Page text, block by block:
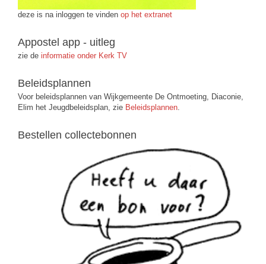
deze is na inloggen te vinden op het extranet
Appostel app - uitleg
zie de informatie onder Kerk TV
Beleidsplannen
Voor beleidsplannen van Wijkgemeente De Ontmoeting, Diaconie,
Elim het Jeugdbeleidsplan, zie Beleidsplannen.
Bestellen collectebonnen